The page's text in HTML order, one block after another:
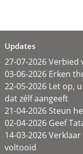
Updates
27-07-2026
03-06-2026 Erken
22-05-2026 Let op,
dat zélf aangeeft
21-04-2026 Steun
02-04-2026 Geef
14-03-2026
voltooid